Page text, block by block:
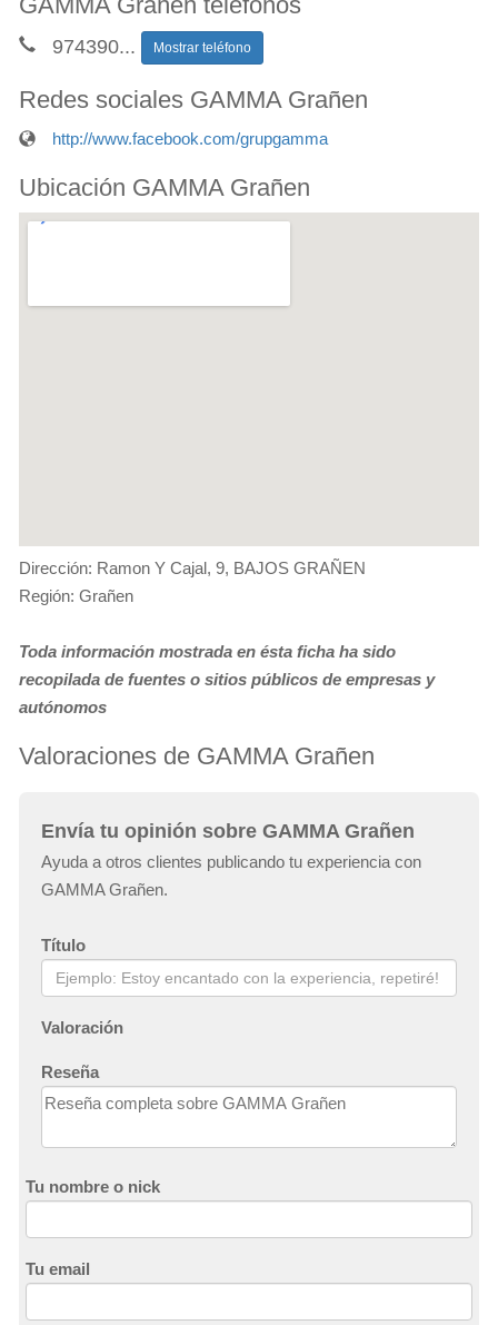
974390... Mostrar teléfono
Redes sociales GAMMA Grañen
http://www.facebook.com/grupgamma
Ubicación GAMMA Grañen
Dirección: Ramon Y Cajal, 9, BAJOS GRAÑEN
Región: Grañen
Toda información mostrada en ésta ficha ha sido
recopilada de fuentes o sitios públicos de empresas y
autónomos
Valoraciones de GAMMA Grañen
Envía tu opinión sobre GAMMA Grañen
Ayuda a otros clientes publicando tu experiencia con
GAMMA Grañen.
Título
Valoración
Reseña
Tu nombre o nick
Tu email